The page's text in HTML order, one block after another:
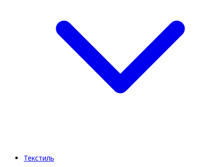
Текстиль